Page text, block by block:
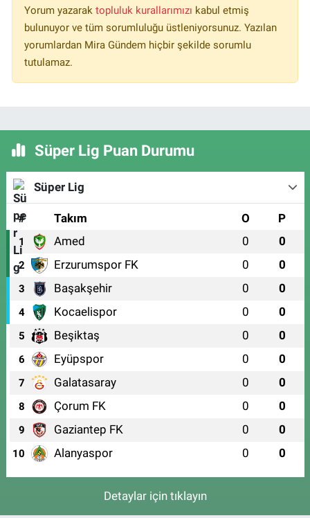
Yorum yazarak topluluk kurallarımızı kabul etmiş
bulunuyor ve tüm sorumluluğu üstleniyorsunuz. Yazılan
yorumlardan Mira Gündem hiçbir şekilde sorumlu
tutulamaz.
Süper Lig Puan Durumu
Süper Lig
# Takım O P
1 Amed 0 0
2 Erzurumspor FK 0 0
3 Başakşehir 0 0
4 Kocaelispor 0 0
5 Beşiktaş 0 0
6 Eyüpspor 0 0
7 Galatasaray 0 0
8 Çorum FK 0 0
9 Gaziantep FK 0 0
10 Alanyaspor 0 0
Detaylar için tıklayın